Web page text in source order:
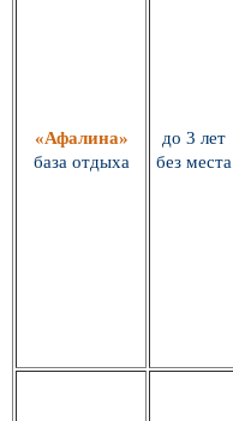
«Афалина»
база отдыха
до 3 лет
без места